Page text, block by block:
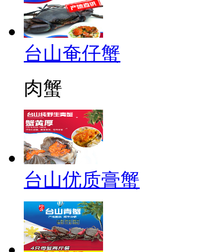
台山奄仔蟹
肉蟹
台山优质膏蟹